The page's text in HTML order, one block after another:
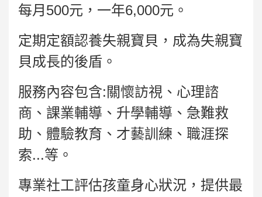
每月500元，一年6,000元。
定期定額認養失親寶貝，成為失親寶
貝成長的後盾。
服務內容包含:關懷訪視、心理諮
商、課業輔導、升學輔導、急難救
助、體驗教育、才藝訓練、職涯探
索...等。
專業社工評估孩童身心狀況，提供最